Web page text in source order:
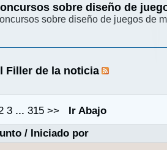
sobre diseño de
sobre diseño de juegos de
Filler de la noticia
3 ...315 >>
Ir Abajo
/ Iniciado por